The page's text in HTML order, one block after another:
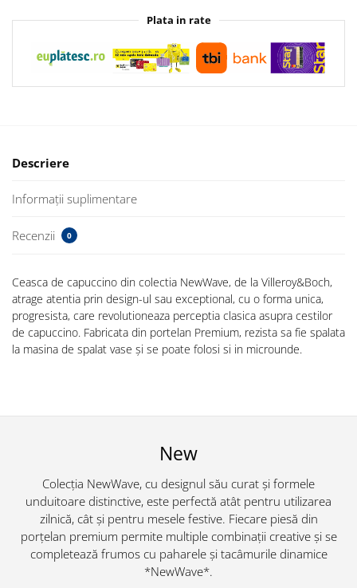
Plata in rate
Descriere
Informații suplimentare
Recenzii 0
Ceasca de capuccino din colectia NewWave, de la Villeroy&Boch,
atrage atentia prin design-ul sau exceptional, cu o forma unica,
progresista, care revolutioneaza perceptia clasica asupra cestilor
de capuccino. Fabricata din portelan Premium, rezista sa fie spalata
la masina de spalat vase și se poate folosi si in microunde.
New
Colecția NewWave, cu designul său curat și formele
unduitoare distinctive, este perfectă atât pentru utilizarea
zilnică, cât și pentru mesele festive. Fiecare piesă din
porțelan premium permite multiple combinații creative și se
completează frumos cu paharele și tacâmurile dinamice
*NewWave*.